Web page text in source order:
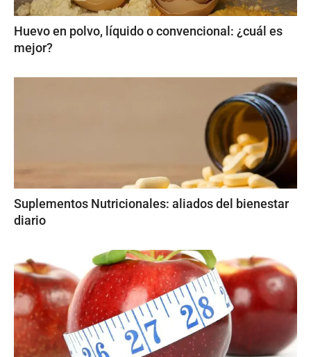
Huevo en polvo, líquido o convencional: ¿cuál es
mejor?
Suplementos Nutricionales: aliados del bienestar
diario